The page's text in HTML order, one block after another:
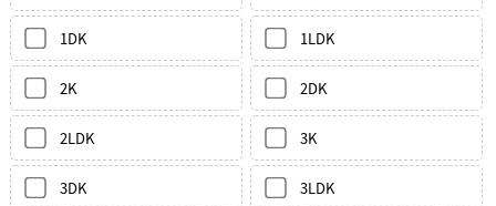
1DK 1LDK
2K 2DK
2LDK 3K
3DK 3LDK